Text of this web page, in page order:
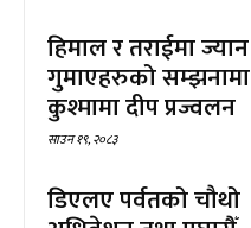
हिमाल र तराईमा ज्यान
गुमाएहरुको सम्झनामा
कुश्मामा दीप प्रज्वलन
साउन १९, २०८३
डिएलए पर्वतको चौथो